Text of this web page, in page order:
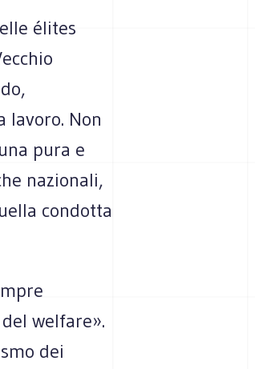
élites
lavoro. Non
pura e
nazionali,
condotta
welfare».
dei